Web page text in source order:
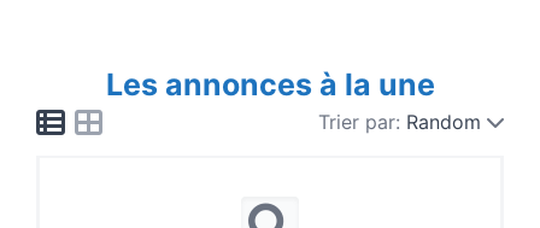
Les annonces à la une
Trier par: Random